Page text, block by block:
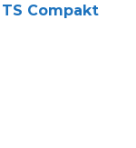
TS Compakt